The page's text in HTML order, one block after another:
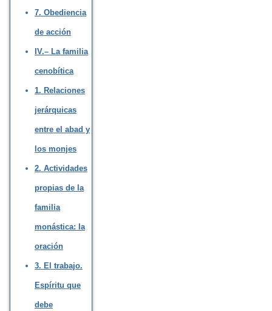
7. Obediencia
de acción
IV.– La familia
cenobítica
1. Relaciones
jerárquicas
entre el abad y
los monjes
2. Actividades
propias de la
familia
monástica: la
oración
3. El trabajo.
Espíritu que
debe